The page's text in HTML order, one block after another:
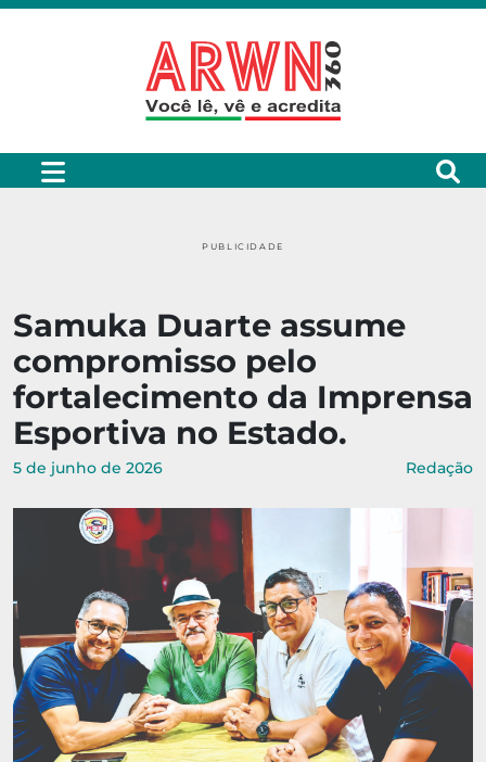
PUBLICIDADE
Samuka Duarte assume
compromisso pelo
fortalecimento da Imprensa
Esportiva no Estado.
5 de junho de 2026 Redação